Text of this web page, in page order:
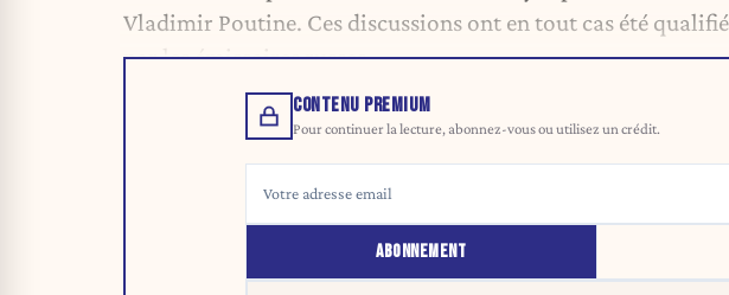
Vladimir Poutine. Ces discussions ont en tout cas été
par les émissaires russes.
CONTENU PREMIUM
Pour continuer la lecture, abonnez-vous ou utilisez un crédit.
ABONNEMENT